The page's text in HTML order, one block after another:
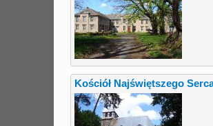
Kościół Najświętszego